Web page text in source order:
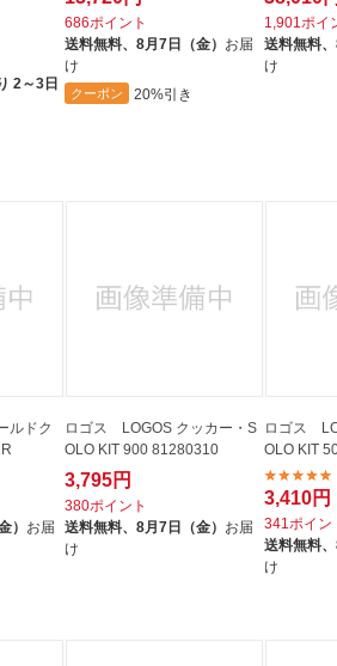
2～3日
686ポイント
送料無料、8月7日（金） お届
け
クーポン 20%引き
1,901ポイ
送料無料、
け
ルドク
） お届
ロゴス LOGOS クッカー・S
OLO KIT 900 81280310
3,795円
380ポイント
送料無料、8月7日（金） お届
け
ロゴス
OLO KIT
3,410円
341ポイン
送料無料、
け